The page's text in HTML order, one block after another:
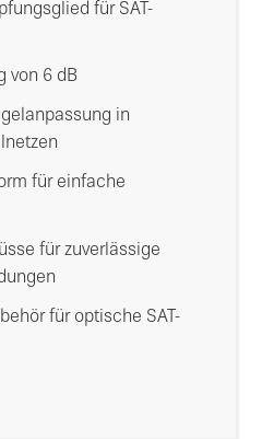
für SAT-
von 6 dB
in
für einfache
für zuverlässige
für optische SAT-